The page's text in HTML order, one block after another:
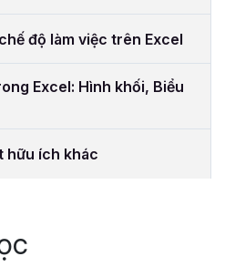
độ làm việc trên Excel
Excel: Hình khối, Biểu
hữu ích khác